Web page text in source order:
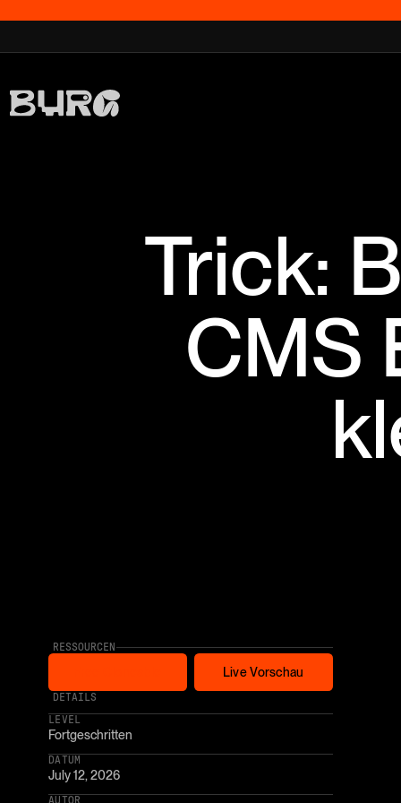
Trick:
CMS
RESSOURCEN
Free Cloneable
Live Vorschau
Live Vorschau
* AFFILIATE LINK
DETAILS
LEVEL
Fortgeschritten
DATUM
July 12, 2026
AUTOR